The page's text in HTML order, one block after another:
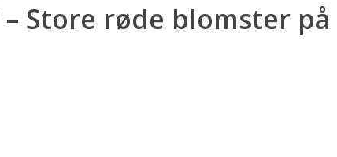
– Store røde blomster